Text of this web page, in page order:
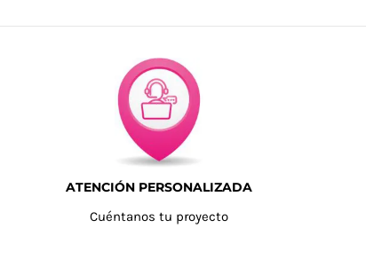
ATENCIÓN PERSONALIZADA
Cuéntanos tu proyecto